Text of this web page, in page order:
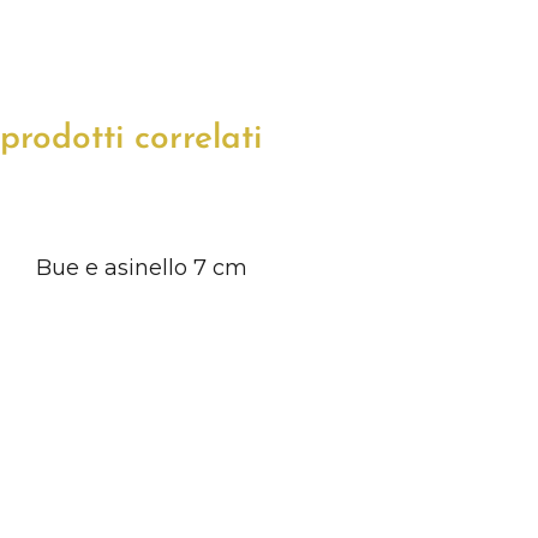
prodotti correlati
Bue e asinello 7 cm